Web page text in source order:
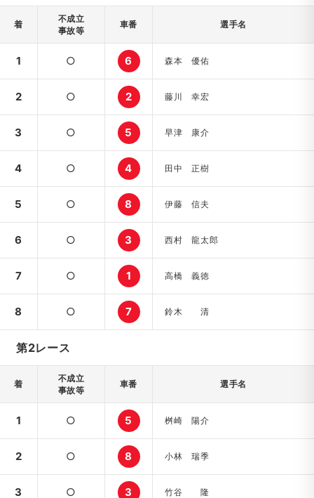
着
不成立
事故等
車番 選手名
1 ○ 6 森本 優佑
2 ○ 2 藤川 幸宏
3 ○ 5 早津 康介
4 ○ 4 田中 正樹
5 ○ 8 伊藤 信夫
6 ○ 3 西村 龍太郎
7 ○ 1 高橋 義徳
8 ○ 7 鈴木 清
第2レース
着
不成立
事故等
車番 選手名
1 ○ 5 桝崎 陽介
2 ○ 8 小林 瑞季
3 ○ 3 竹谷 隆